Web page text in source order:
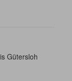
Gütersloh